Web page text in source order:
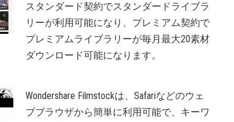
スタンダード契約でスタンダードライブラ
リーが利用可能になり、プレミアム契約で
プレミアムライブラリーが毎月最大20素材
ダウンロード可能になります。
Wondershare Filmstockは、Safariなどのウェ
ブブラウザから簡単に利用可能で、キーワ